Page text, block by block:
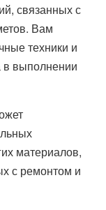
связанных с
Вам
техники и
в выполнении
материалов,
с ремонтом и